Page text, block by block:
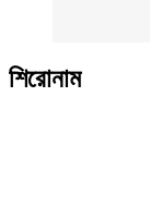
শিরোনাম